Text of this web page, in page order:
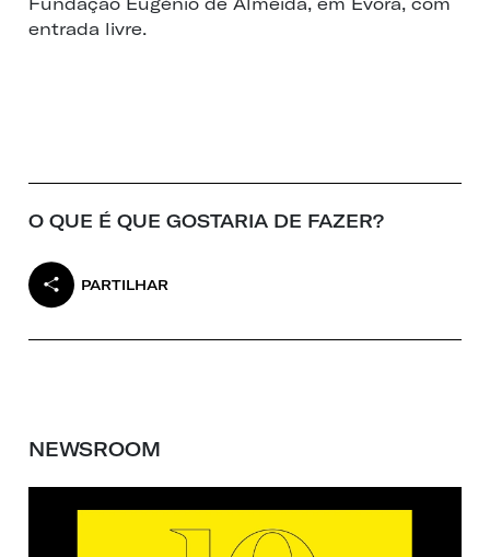
entrada livre.
O QUE É QUE GOSTARIA DE FAZER?
PARTILHAR
NEWSROOM